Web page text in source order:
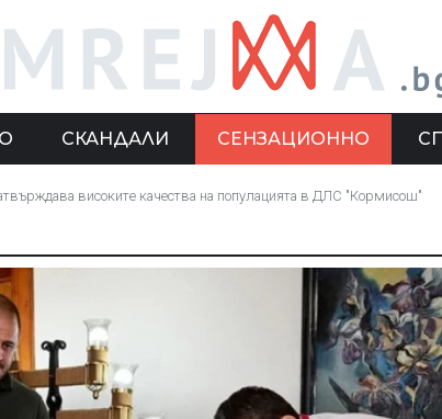
СКАНДАЛИ СЕНЗАЦИОННО
високите качества на популацията в ДЛС "Кормисош"